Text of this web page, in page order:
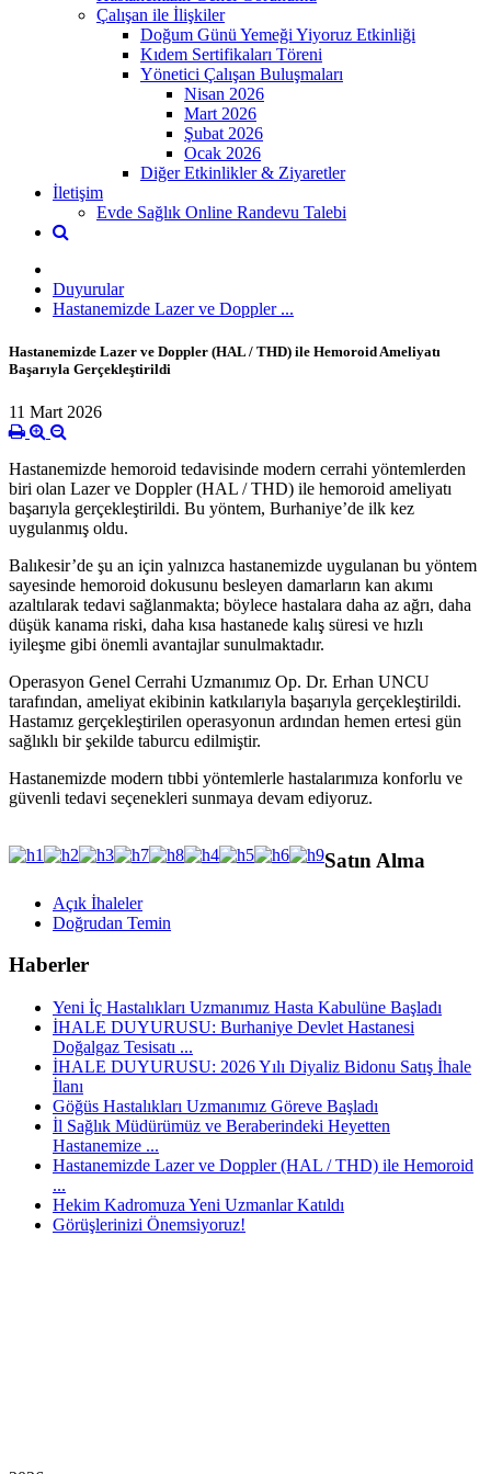
Çalışan ile İlişkiler
Doğum Günü Yemeği Yiyoruz Etkinliği
Kıdem Sertifikaları Töreni
Yönetici Çalışan Buluşmaları
Nisan 2026
Mart 2026
Şubat 2026
Ocak 2026
Diğer Etkinlikler & Ziyaretler
İletişim
Evde Sağlık Online Randevu Talebi
Duyurular
Hastanemizde Lazer ve Doppler ...
Hastanemizde Lazer ve Doppler (HAL / THD) ile Hemoroid Ameliyatı
Başarıyla Gerçekleştirildi
11 Mart 2026
Hastanemizde hemoroid tedavisinde modern cerrahi yöntemlerden
biri olan Lazer ve Doppler (HAL / THD) ile hemoroid ameliyatı
başarıyla gerçekleştirildi. Bu yöntem, Burhaniye’de ilk kez
uygulanmış oldu.
Balıkesir’de şu an için yalnızca hastanemizde uygulanan bu yöntem
sayesinde hemoroid dokusunu besleyen damarların kan akımı
azaltılarak tedavi sağlanmakta; böylece hastalara daha az ağrı, daha
düşük kanama riski, daha kısa hastanede kalış süresi ve hızlı
iyileşme gibi önemli avantajlar sunulmaktadır.
Operasyon Genel Cerrahi Uzmanımız Op. Dr. Erhan UNCU
tarafından, ameliyat ekibinin katkılarıyla başarıyla gerçekleştirildi.
Hastamız gerçekleştirilen operasyonun ardından hemen ertesi gün
sağlıklı bir şekilde taburcu edilmiştir.
Hastanemizde modern tıbbi yöntemlerle hastalarımıza konforlu ve
güvenli tedavi seçenekleri sunmaya devam ediyoruz.
Satın Alma
Açık İhaleler
Doğrudan Temin
Haberler
Yeni İç Hastalıkları Uzmanımız Hasta Kabulüne Başladı
İHALE DUYURUSU: Burhaniye Devlet Hastanesi
Doğalgaz Tesisatı ...
İHALE DUYURUSU: 2026 Yılı Diyaliz Bidonu Satış İhale
İlanı
Göğüs Hastalıkları Uzmanımız Göreve Başladı
İl Sağlık Müdürümüz ve Beraberindeki Heyetten
Hastanemize ...
Hastanemizde Lazer ve Doppler (HAL / THD) ile Hemoroid
...
Hekim Kadromuza Yeni Uzmanlar Katıldı
Görüşlerinizi Önemsiyoruz!